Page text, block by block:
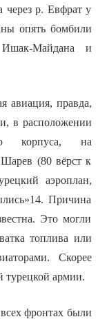
через р. Евфрат у
опять бомбили
Майдана и
авиация, правда,
в расположении
корпуса, на
(80 вёрст к
аэроплан,
Причина
Это могли
топлива или
Скорее
турецкой армии.
фронтах были